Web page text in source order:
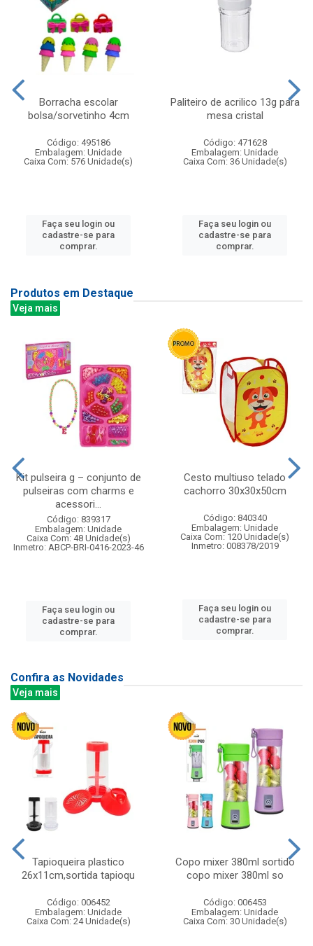
Borracha escolar
bolsa/sorvetinho 4cm
Código: 495186
Embalagem: Unidade
Caixa Com: 576 Unidade(s)
Faça seu login ou
cadastre-se para
comprar.
Paliteiro de acrilico 13g para
mesa cristal
Código: 471628
Embalagem: Unidade
Caixa Com: 36 Unidade(s)
Faça seu login ou
cadastre-se para
comprar.
Produtos em Destaque
Veja mais
Kit pulseira g – conjunto de
pulseiras com charms e
acessori...
Código: 839317
Embalagem: Unidade
Caixa Com: 48 Unidade(s)
Inmetro: ABCP-BRI-0416-2023-46
Faça seu login ou
cadastre-se para
comprar.
Cesto multiuso telado
cachorro 30x30x50cm
Código: 840340
Embalagem: Unidade
Caixa Com: 120 Unidade(s)
Inmetro: 008378/2019
Faça seu login ou
cadastre-se para
comprar.
Confira as Novidades
Veja mais
Tapioqueira plastico
26x11cm,sortida tapioqu
Código: 006452
Embalagem: Unidade
Caixa Com: 24 Unidade(s)
Copo mixer 380ml sortido
copo mixer 380ml so
Código: 006453
Embalagem: Unidade
Caixa Com: 30 Unidade(s)